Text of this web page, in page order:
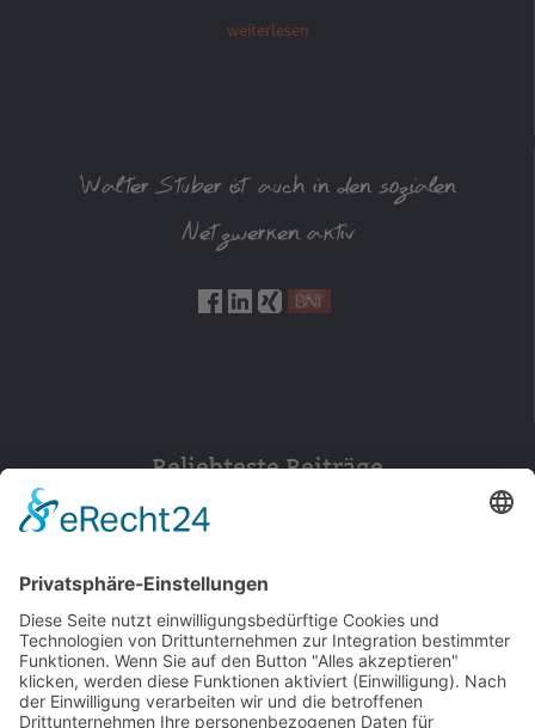
weiterlesen
Walter Stuber ist auch in den sozialen
Netzwerken aktiv
Beliebteste Beiträge
154